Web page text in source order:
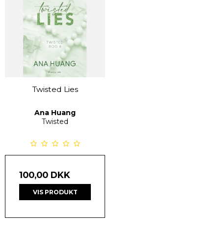
Twisted Lies
Ana Huang
Twisted
100,00 DKK
VIS PRODUKT